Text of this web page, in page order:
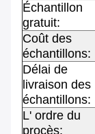
Échantillon
gratuit:
Coût des
échantillons:
Délai de
livraison des
échantillons:
L' ordre du
procès: